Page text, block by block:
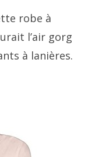
robe à
l’air gorg
à lanières.